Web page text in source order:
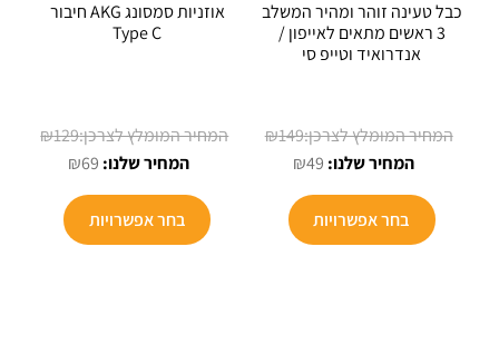
כבל טעינה זוהר ומהיר המשלב
3 ראשים מתאים לאייפון /
אנדרואיד וטייפ סי
₪149 המחיר
₪49
הוא:
בחר אפשרויות
למוצר
אוזניות סמסונג AKG חיבור
Type C
₪129
₪69 המחיר
הוא:
בחר אפשרויות